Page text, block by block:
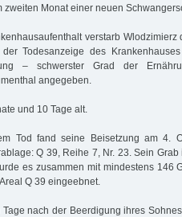
zweiten Monat einer neuen
verstarb Wlodzimierz
Todesanzeige des
– schwerster Grad der
angegeben.
und 10 Tage alt.
Tod fand seine Beisetzung am 4.
Q 39, Reihe 7, Nr. 23. Sein
es zusammen mit mindestens 146
Q 39 eingeebnet.
nach der Beerdigung ihres